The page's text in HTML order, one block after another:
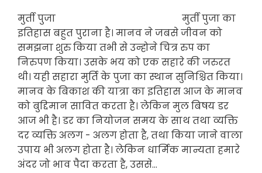
मुर्ती पुजा मुर्ती पुजा का
इतिहास बहुत पुराना है। मानव ने जबसे जीवन को
समझना शुरु किया तभी से उन्होने चित्र रुप का
निरुपण किया। उसके भय को एक सहारे की जरुरत
थी। यही सहारा मुर्ति के पुजा का स्थान सुनिश्चित किया।
मानव के बिकाश की यात्रा का इतिहास आज के मानव
को बुद्दिमान सावित करता है। लेकिन मुल बिषय डर
आज भी है। डर का नियोजन समय के साथ तथा व्यक्ति
दर व्यक्ति अलग - अलग होता है, तथा किया जाने वाला
उपाय भी अलग होता है। लेकिन धार्मिक मान्यता हमारे
अंदर जो भाव पैदा करता है, उससे…